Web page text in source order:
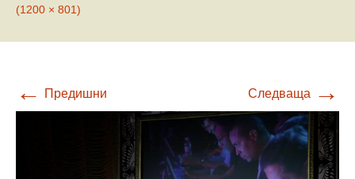
(1200 × 801)
← Предишни Следваща →